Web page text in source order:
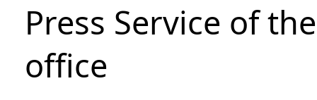
Press Service of
office